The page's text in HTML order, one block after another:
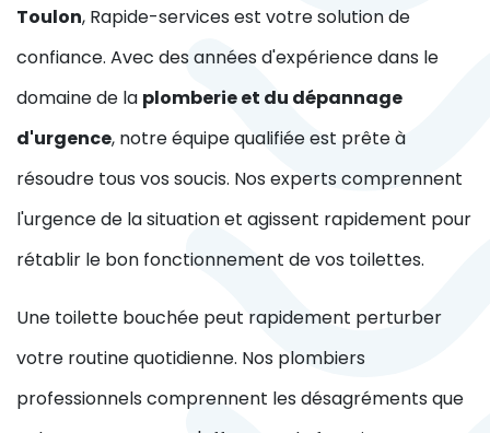
Toulon, Rapide-services est votre solution de
confiance. Avec des années d'expérience dans le
domaine de la plomberie et du dépannage
d'urgence, notre équipe qualifiée est prête à
résoudre tous vos soucis. Nos experts comprennent
l'urgence de la situation et agissent rapidement pour
rétablir le bon fonctionnement de vos toilettes.
Une toilette bouchée peut rapidement perturber
votre routine quotidienne. Nos plombiers
professionnels comprennent les désagréments que